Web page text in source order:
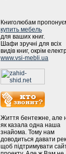
Книголюбам
купить мебель
для ваших книг.
Шафи зручні для всіх
видів книг, окрім
www.vsi-mebli.ua
Життя бентежне, але
як казала одна наша
знайома. Тому нам
доводиться давати
щоб підтримувати